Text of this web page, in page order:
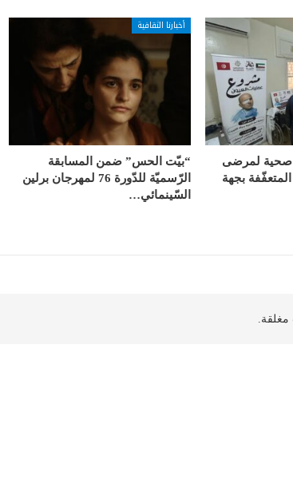
صحية لمرضى
المتعفّفة بجهة
أخبارنا الثقافية
“بيّت الحس” ضمن المسابقة
الرّسميّة للدّورة 76 لمهرجان برلين
السّينمائي…
مغلقة.